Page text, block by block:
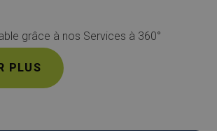
grâce à nos Services à 360°
PLUS